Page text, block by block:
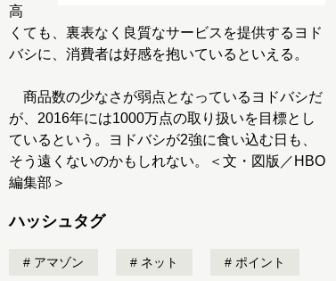
高
くても、裏表なく良質なサービスを提供するヨド
バシに、消費者は好感を抱いているといえる。
商品数の少なさが弱点となっているヨドバシだ
が、2016年には1000万点の取り扱いを目標とし
ているという。ヨドバシが2強に食い込む日も、
そう遠くないのかもしれない。＜文・図版／HBO
編集部＞
ハッシュタグ
アマゾン ネット ポイント